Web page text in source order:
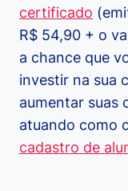
certificado
R$ 54,90 + o
a chance que
investir na sua
aumentar suas
atuando como
cadastro de